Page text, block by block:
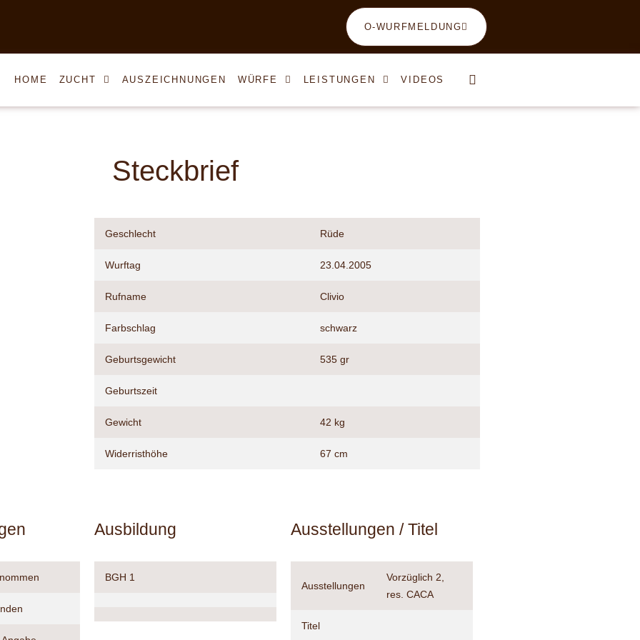
O-WURFMELDUNG
HOME ZUCHT AUSZEICHNUNGEN WÜRFE LEISTUNGEN VIDEOS
Steckbrief
Geschlecht Rüde
Wurftag 23.04.2005
Rufname Clivio
Farbschlag schwarz
Geburtsgewicht 535 gr
Geburtszeit
Gewicht 42 kg
Widerristhöhe 67 cm
Ausbildung
BGH 1
Ausstellungen / Titel
Ausstellungen
Vorzüglich 2,
res. CACA
Titel